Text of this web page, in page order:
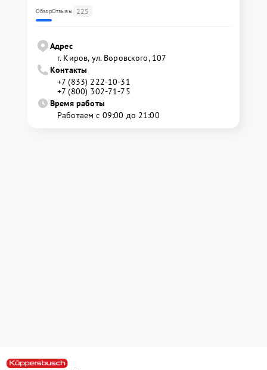
ОбзорОтзывы 225
Адрес
г. Киров, ул. Воровского, 107
Контакты
+7 (833) 222-10-31
+7 (800) 302-71-75
Время работы
Работаем с 09:00 до 21:00